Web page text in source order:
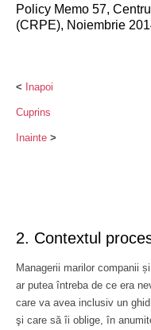
Policy Memo 57,
(CRPE), Noiembrie
< Inapoi
Cuprins
Inainte >
2. Contextul
Managerii marilor companii
ar putea întreba de ce era
care va avea inclusiv un
şi care să îi oblige, în